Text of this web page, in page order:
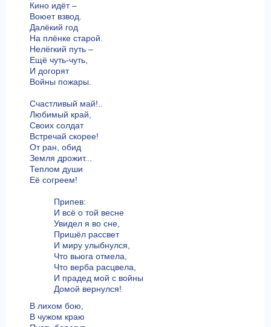
Кино идёт –
Воюет взвод.
Далёкий год
На плёнке старой.
Нелёгкий путь –
Ещё чуть-чуть,
И догорят
Войны пожары.
Счастливый май!..
Любимый край,
Своих солдат
Встречай скорее!
От ран, обид
Земля дрожит...
Теплом души
Её согреем!
Припев:
И всё о той весне
Увидел я во сне,
Пришёл рассвет
И миру улыбнулся,
Что вьюга отмела,
Что верба расцвела,
И прадед мой с войны
Домой вернулся!
В лихом бою,
В чужом краю